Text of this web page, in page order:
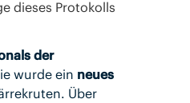
dieses Protokolls
der
wurde ein neues
Über